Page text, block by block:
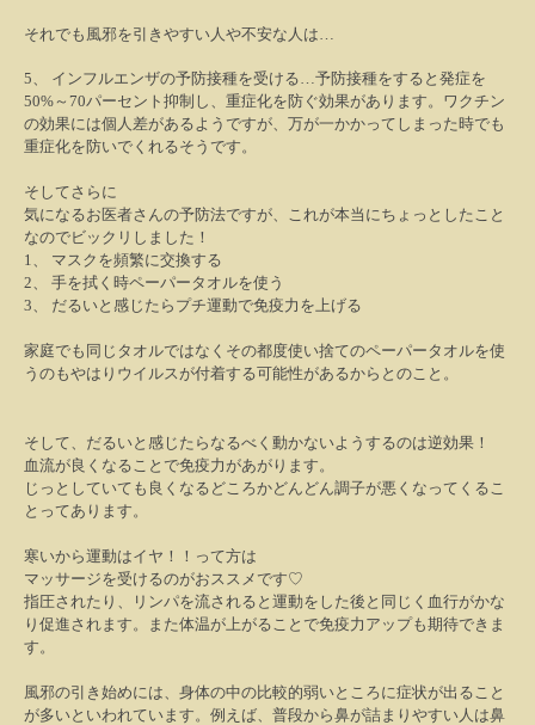
それでも風邪を引きやすい人や不安な人は…
5、 インフルエンザの予防接種を受ける…予防接種をすると発症を
50%～ 70パーセント抑制し、重症化を防ぐ効果があります。ワクチン
の効果には個人差があるようですが、万が一かかってしまった時でも
重症化を防いでくれるそうです。
そしてさらに
気になるお医者さんの予防法ですが、これが本当にちょっとしたこと
なのでビックリしました！
1、
マスクを頻繁に交換する
2、
手を拭く時ペーパータオルを使う
3、 だるいと感じたらプチ運動で免疫力を上げる
家庭でも同じタオルではなくその都度使い捨てのペーパータオルを使
うのもやはりウイルスが付着する可能性があるからとのこと。
そして、だるいと感じたらなるべく動かないようするのは逆効果！
血流が良くなることで免疫力があがります。
じっとしていても良くなるどころかどんどん調子が悪くなってくるこ
とってあります。
寒いから運動はイヤ！！って方は
マッサージを受けるのがおススメです♡
指圧されたり、リンパを流されると運動をした後と同じく血行がかな
り促進されます。また体温が上がることで免疫力アップも期待できま
す。
風邪の引き始めには、身体の中の比較的弱いところに症状が出ること
が多いといわれています。例えば、普段から鼻が詰まりやすい人は鼻